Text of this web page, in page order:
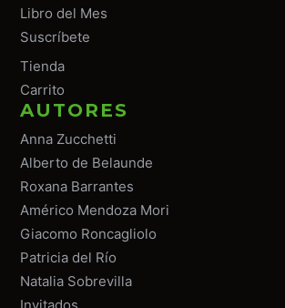
Libro del Mes
Suscríbete
Tienda
Carrito
AUTORES
Anna Zucchetti
Alberto de Belaunde
Roxana Barrantes
Américo Mendoza Mori
Giacomo Roncagliolo
Patricia del Río
Natalia Sobrevilla